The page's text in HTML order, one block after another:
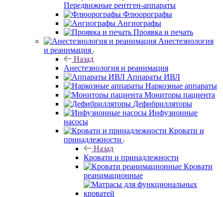
Передвижные рентген-аппараты
Флюорографы
Ангиографы
Проявка и печать
Анестезиология
и реанимация
Назад
Анестезиология и реанимация
Аппараты ИВЛ
Наркозные аппараты
Мониторы пациента
Дефибрилляторы
Инфузионные
насосы
Кровати и
принадлежности
Назад
Кровати и принадлежности
Кровати
реанимационные